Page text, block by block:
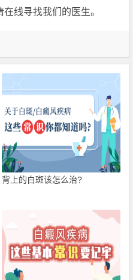
线寻找我们的医生。
背上的白斑该怎么治?